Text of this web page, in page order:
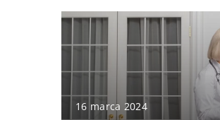
16 marca 2024